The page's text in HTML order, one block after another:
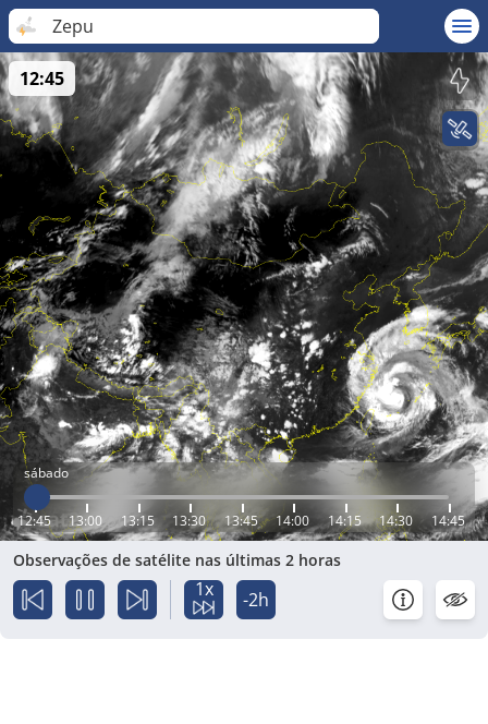
Zepu
sábado
12:45 13:00 13:15 13:30 13:45 14:00 14:15 14:30 14:45
12:45
Observações de satélite nas últimas 2 horas
1x -2h